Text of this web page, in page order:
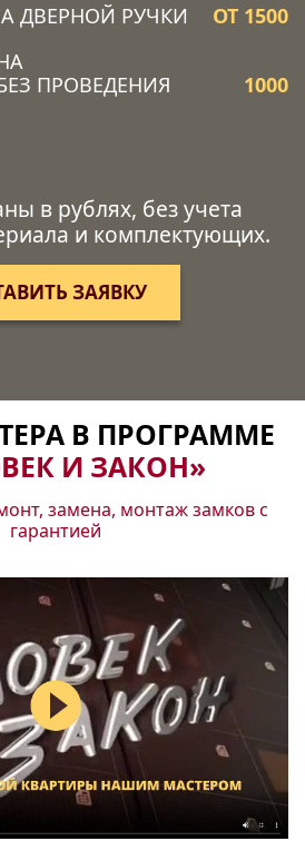
ДВЕРНОЙ РУЧКИ
ОТ 1500
ПРОВЕДЕНИЯ
1000
в рублях, без учета
и комплектующих.
ЗАЯВКУ
В ПРОГРАММЕ
И ЗАКОН»
замена, монтаж замков с
гарантией